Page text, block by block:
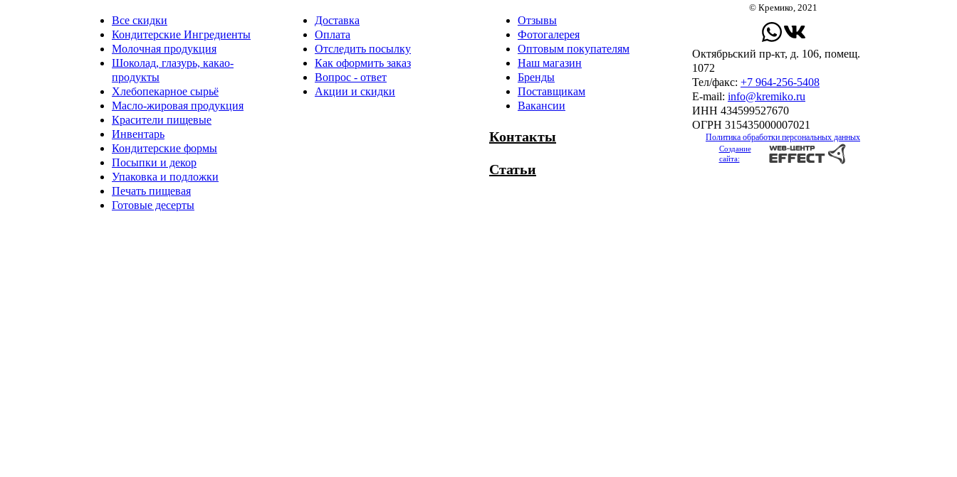
Все скидки
Кондитерские Ингредиенты
Молочная продукция
Шоколад, глазурь, какао-
продукты
Хлебопекарное сырьё
Масло-жировая продукция
Красители пищевые
Инвентарь
Кондитерские формы
Посыпки и декор
Упаковка и подложки
Печать пищевая
Готовые десерты
Доставка
Оплата
Отследить посылку
Как оформить заказ
Вопрос - ответ
Акции и скидки
Отзывы
Фотогалерея
Оптовым покупателям
Наш магазин
Бренды
Поставщикам
Вакансии
Контакты
Статьи
© Кремико, 2021
Октябрьский пр-кт, д. 106, помещ.
1072
Тел/факс: +7 964-256-5408
Е-mail: info@kremiko.ru
ИНН 434599527670
ОГРН 315435000007021
Политика обработки персональных данных
Создание
сайта: